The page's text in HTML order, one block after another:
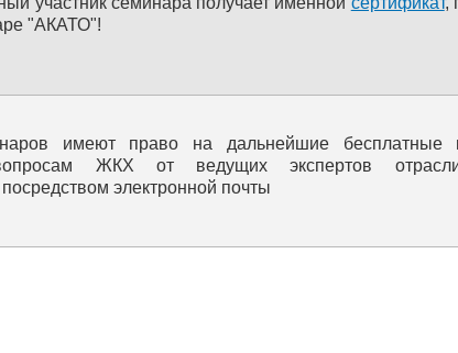
"АКАТО"!
имеют право на дальнейшие бесплатные
ЖКХ от ведущих экспертов
электронной почты